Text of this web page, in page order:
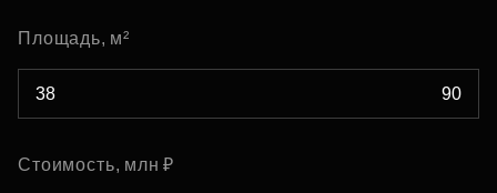
Площадь, м²
Стоимость, млн ₽